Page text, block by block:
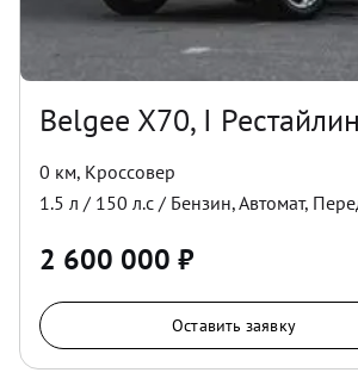
Belgee X70, I
0 км, Кроссовер
1.5 л / 150 л.с / Бензин,Автомат,
2 600 000 ₽
Оставить заявку